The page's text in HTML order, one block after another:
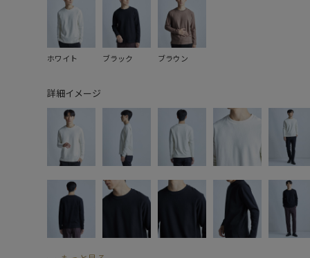
ホワイト ブラック ブラウン
詳細イメージ